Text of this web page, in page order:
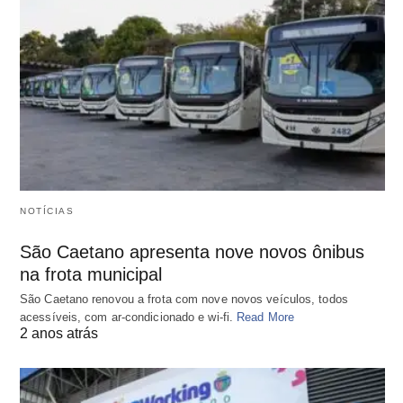
NOTÍCIAS
São Caetano apresenta nove novos ônibus
na frota municipal
São Caetano renovou a frota com nove novos veículos, todos
acessíveis, com ar-condicionado e wi-fi.
Read More
2 anos atrás